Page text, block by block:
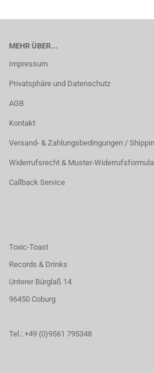
MEHR ÜBER...
Impressum
Privatsphäre und Datenschutz
AGB
Kontakt
Versand- & Zahlungsbedingungen /
Widerrufsrecht & Muster-
Callback Service
Toxic-Toast
Records & Drinks
Unterer Bürglaß 14
96450 Coburg
Tel.: +49 (0)9561 795348